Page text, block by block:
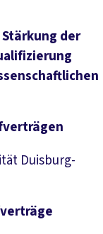
der
Duisburg-